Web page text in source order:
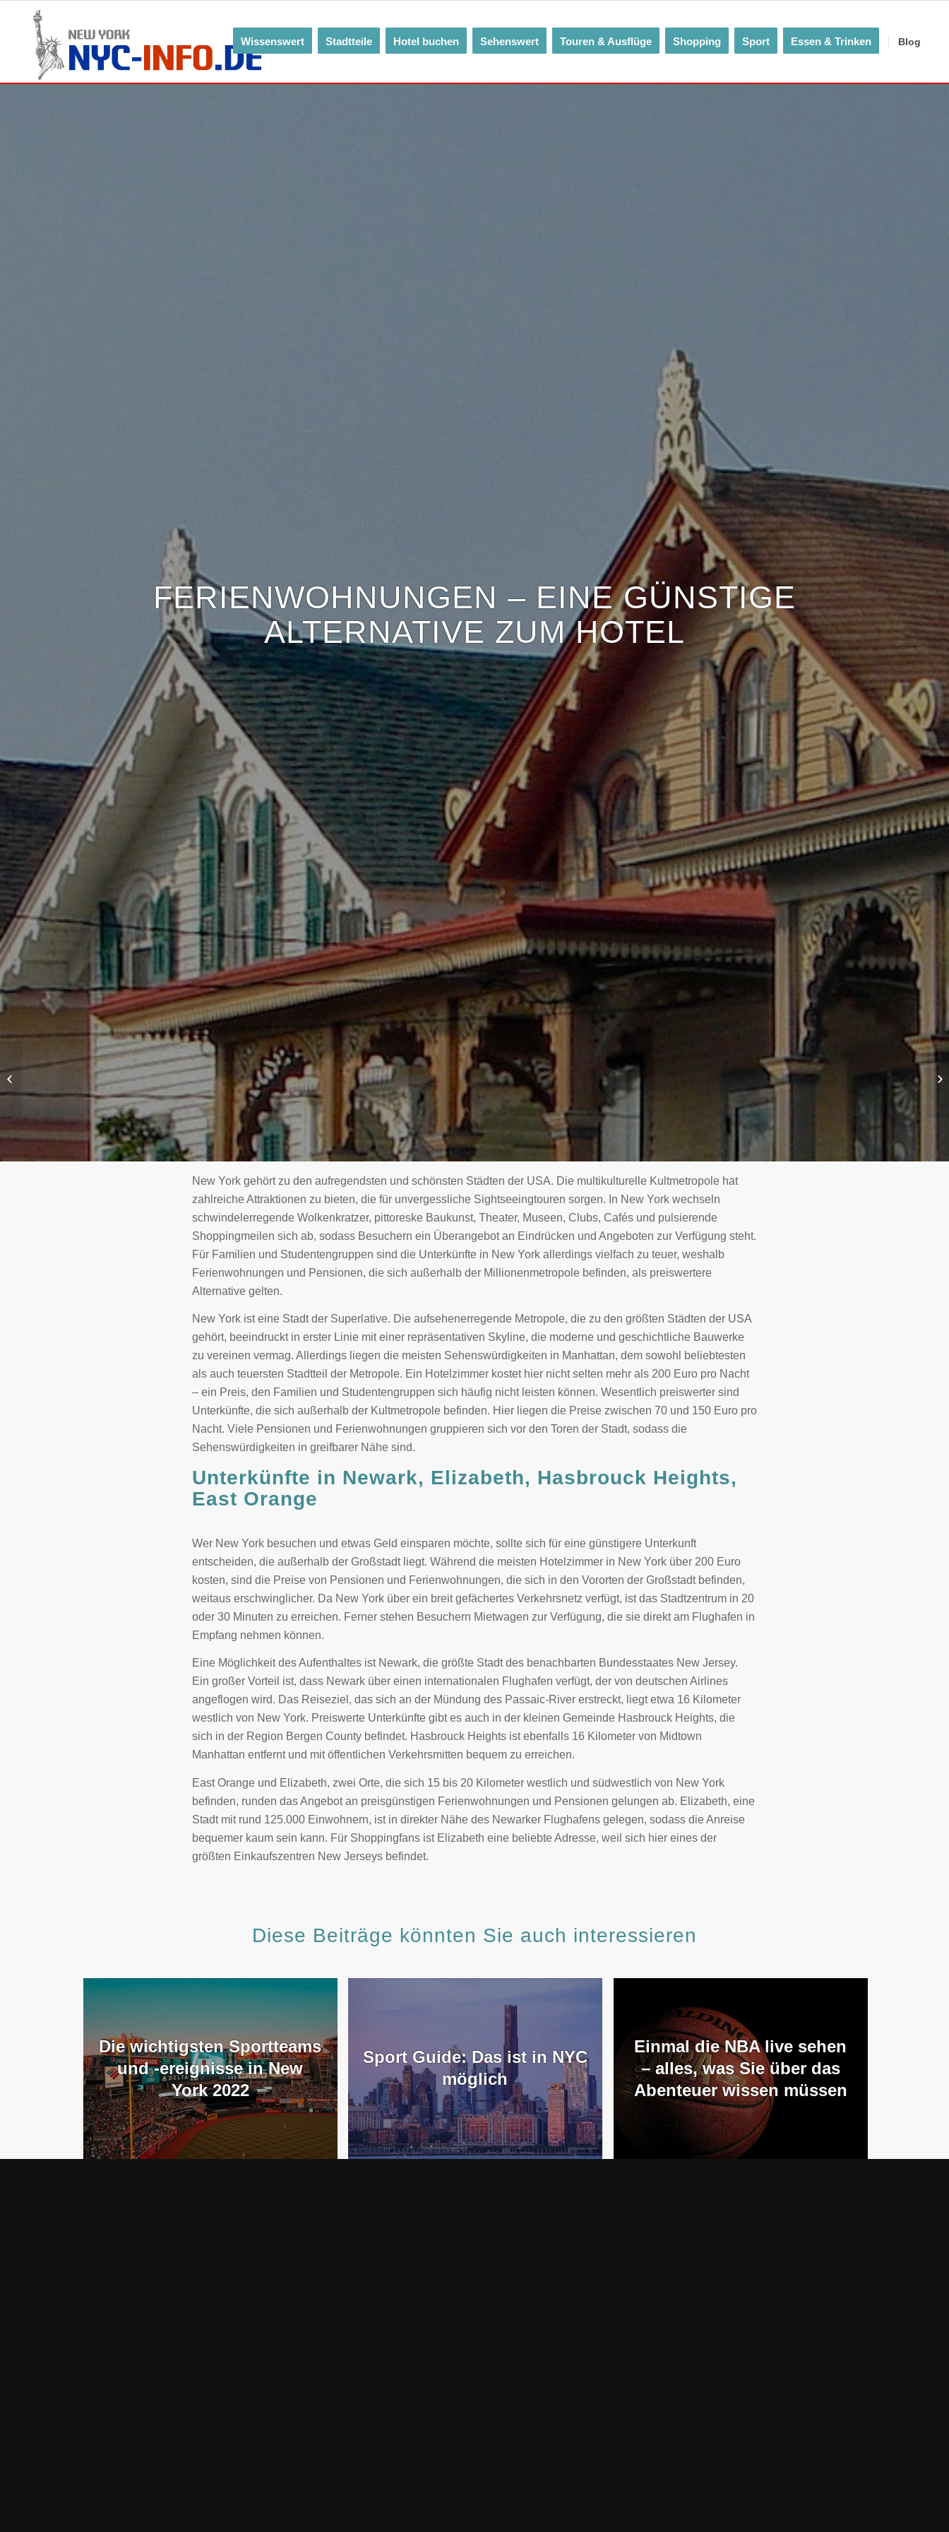
Wissenswert Stadtteile Hotel buchen Sehenswert Touren & Ausflüge Shopping Sport Essen & Trinken Blog
FERIENWOHNUNGEN – EINE GÜNSTIGE
ALTERNATIVE ZUM HOTEL
New York gehört zu den aufregendsten und schönsten Städten der USA. Die multikulturelle Kultmetropole hat
zahlreiche Attraktionen zu bieten, die für unvergessliche Sightseeingtouren sorgen. In New York wechseln
schwindelerregende Wolkenkratzer, pittoreske Baukunst, Theater, Museen, Clubs, Cafés und pulsierende
Shoppingmeilen sich ab, sodass Besuchern ein Überangebot an Eindrücken und Angeboten zur Verfügung steht.
Für Familien und Studentengruppen sind die Unterkünfte in New York allerdings vielfach zu teuer, weshalb
Ferienwohnungen und Pensionen, die sich außerhalb der Millionenmetropole befinden, als preiswertere
Alternative gelten.
New York ist eine Stadt der Superlative. Die aufsehenerregende Metropole, die zu den größten Städten der USA
gehört, beeindruckt in erster Linie mit einer repräsentativen Skyline, die moderne und geschichtliche Bauwerke
zu vereinen vermag. Allerdings liegen die meisten Sehenswürdigkeiten in Manhattan, dem sowohl beliebtesten
als auch teuersten Stadtteil der Metropole. Ein Hotelzimmer kostet hier nicht selten mehr als 200 Euro pro Nacht
– ein Preis, den Familien und Studentengruppen sich häufig nicht leisten können. Wesentlich preiswerter sind
Unterkünfte, die sich außerhalb der Kultmetropole befinden. Hier liegen die Preise zwischen 70 und 150 Euro pro
Nacht. Viele Pensionen und Ferienwohnungen gruppieren sich vor den Toren der Stadt, sodass die
Sehenswürdigkeiten in greifbarer Nähe sind.
Unterkünfte in Newark, Elizabeth, Hasbrouck Heights,
East Orange
Wer New York besuchen und etwas Geld einsparen möchte, sollte sich für eine günstigere Unterkunft
entscheiden, die außerhalb der Großstadt liegt. Während die meisten Hotelzimmer in New York über 200 Euro
kosten, sind die Preise von Pensionen und Ferienwohnungen, die sich in den Vororten der Großstadt befinden,
weitaus erschwinglicher. Da New York über ein breit gefächertes Verkehrsnetz verfügt, ist das Stadtzentrum in 20
oder 30 Minuten zu erreichen. Ferner stehen Besuchern Mietwagen zur Verfügung, die sie direkt am Flughafen in
Empfang nehmen können.
Eine Möglichkeit des Aufenthaltes ist Newark, die größte Stadt des benachbarten Bundesstaates New Jersey.
Ein großer Vorteil ist, dass Newark über einen internationalen Flughafen verfügt, der von deutschen Airlines
angeflogen wird. Das Reiseziel, das sich an der Mündung des Passaic-River erstreckt, liegt etwa 16 Kilometer
westlich von New York. Preiswerte Unterkünfte gibt es auch in der kleinen Gemeinde Hasbrouck Heights, die
sich in der Region Bergen County befindet. Hasbrouck Heights ist ebenfalls 16 Kilometer von Midtown
Manhattan entfernt und mit öffentlichen Verkehrsmitten bequem zu erreichen.
East Orange und Elizabeth, zwei Orte, die sich 15 bis 20 Kilometer westlich und südwestlich von New York
befinden, runden das Angebot an preisgünstigen Ferienwohnungen und Pensionen gelungen ab. Elizabeth, eine
Stadt mit rund 125.000 Einwohnern, ist in direkter Nähe des Newarker Flughafens gelegen, sodass die Anreise
bequemer kaum sein kann. Für Shoppingfans ist Elizabeth eine beliebte Adresse, weil sich hier eines der
größten Einkaufszentren New Jerseys befindet.
Diese Beiträge könnten Sie auch interessieren
Die wichtigsten Sportteams
und -ereignisse in New
York 2022
Sport Guide: Das ist in NYC
möglich
Einmal die NBA live sehen
– alles, was Sie über das
Abenteuer wissen müssen
ESTA für die USA